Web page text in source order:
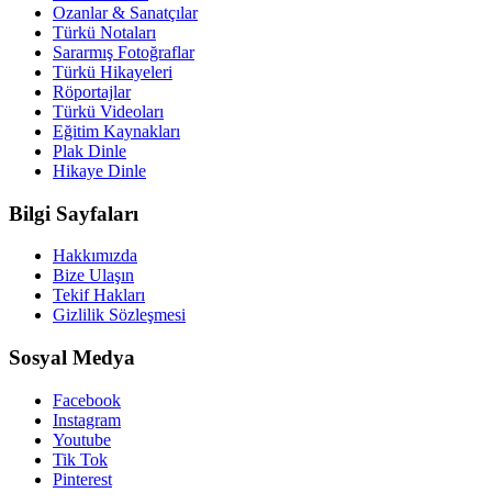
Ozanlar & Sanatçılar
Türkü Notaları
Sararmış Fotoğraflar
Türkü Hikayeleri
Röportajlar
Türkü Videoları
Eğitim Kaynakları
Plak Dinle
Hikaye Dinle
Bilgi Sayfaları
Hakkımızda
Bize Ulaşın
Tekif Hakları
Gizlilik Sözleşmesi
Sosyal Medya
Facebook
Instagram
Youtube
Tik Tok
Pinterest